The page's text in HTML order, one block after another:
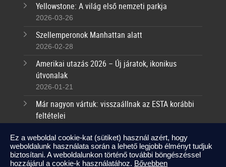
Yellowstone: A világ első nemzeti parkja
2026-03-26
Szellemperonok Manhattan alatt
2026-02-28
Amerikai utazás 2026 – Új járatok, ikonikus
útvonalak
2026-01-21
Már nagyon vártuk: visszaállnak az ESTA korábbi
feltételei
Kapcsolat
Ez a weboldal cookie-kat (sütiket) használ azért, hogy
weboldalunk használata során a lehető legjobb élményt tudjuk
biztosítani. A weboldalunkon történő további böngészéssel
hozzájárul a cookie-k használatához. Bővebben